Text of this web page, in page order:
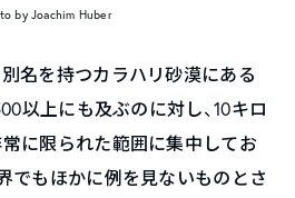
by Joachim Huber
名を持つカラハリ砂漠にある
以上にも及ぶのに対し、10キロ
に限られた範囲に集中してお
でもほかに例を見ないものとさ